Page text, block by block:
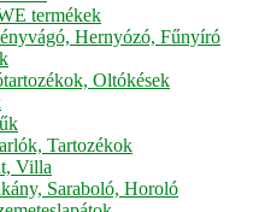
termékek
Hernyózó, Fűnyíró
Oltókések
Tartozékok
Villa
Saraboló, Horoló